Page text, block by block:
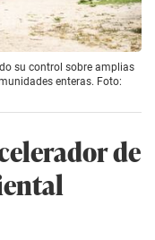
su control sobre amplias
enteras. Foto:
de